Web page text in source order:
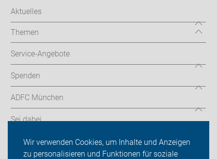
Wir verwenden Cookies, um Inhalte und Anzeigen
zu personalisieren und Funktionen für soziale
Aktuelles
Themen
Service-Angebote
Spenden
ADFC München
Sei dabei
Presse